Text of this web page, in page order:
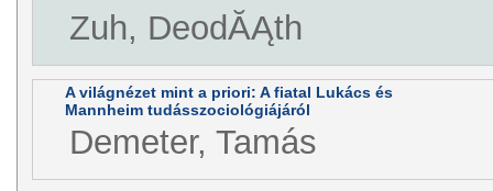
Zuh, DeodĂĄth
A világnézet mint a priori: A fiatal Lukács és
Mannheim tudásszociológiájáról
Demeter, Tamás